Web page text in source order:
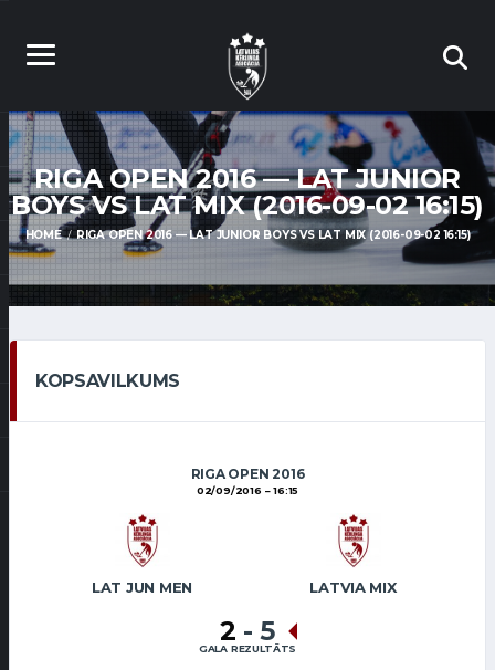
RIGA OPEN 2016 — LAT JUNIOR
BOYS VS LAT MIX (2016-09-02 16:15)
HOME RIGA OPEN 2016 — LAT JUNIOR BOYS VS LAT MIX (2016-09-02 16:15)
KOPSAVILKUMS
RIGA OPEN 2016
02/09/2016 16:15
LAT JUN MEN LATVIA MIX
2 - 5
GALA REZULTĀTS